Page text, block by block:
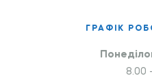
ГРАФІК
8.00